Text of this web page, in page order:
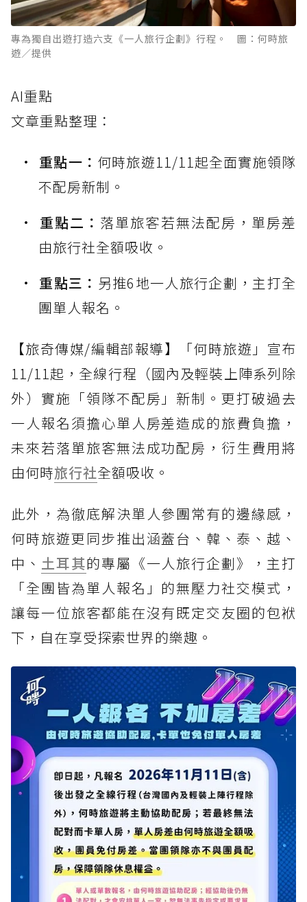
專為獨自出遊打造六支《一人旅行企劃》行程。 圖：何時旅
遊／提供
AI重點
文章重點整理：
重點一： 何時旅遊11/11起全面實施領隊
不配房新制。
重點二： 落單旅客若無法配房，單房差
由旅行社全額吸收。
重點三： 另推6地一人旅行企劃，主打全
團單人報名。
【旅奇傳媒/編輯部報導】「何時旅遊」宣布
11/11起，全線行程（國內及輕裝上陣系列除
外）實施「領隊不配房」新制。更打破過去
一人報名須擔心單人房差造成的旅費負擔，
未來若落單旅客無法成功配房，衍生費用將
由何時旅行社全額吸收。
此外，為徹底解決單人參團常有的邊緣感，
何時旅遊更同步推出涵蓋台、韓、泰、越、
中、 土耳其的專屬《一人旅行企劃》，主打
「全團皆為單人報名」的無壓力社交模式，
讓每一位旅客都能在沒有既定交友圈的包袱
下，自在享受探索世界的樂趣。